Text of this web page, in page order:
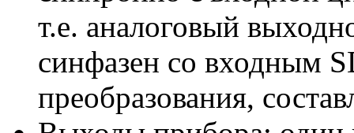
т.е. аналоговый
синфазен со входным
преобразования,